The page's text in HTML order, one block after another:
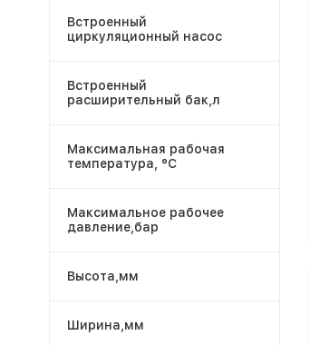
Встроенный
циркуляционный насос
Встроенный
расширительный бак,л
Максимальная рабочая
температура, °С
Максимальное рабочее
давление,бар
Высота,мм
Ширина,мм